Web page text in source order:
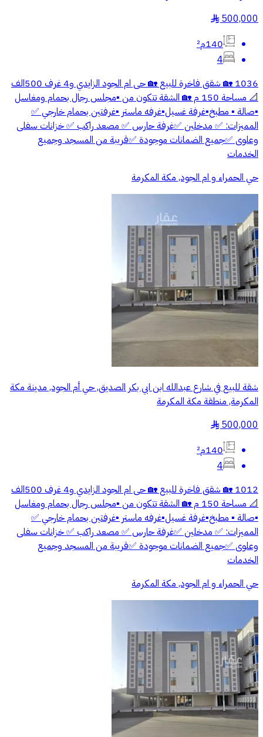
500,000
§
140م²
4
1036 🏡 شقق فاخرة للبيع 🏡 حى ام الجود الزايدي و4 غرف 500الف
📐 مساحة 150 م 🏡 الشقة تتكون من ▪️مجلس رجال بحمام ومغاسل
▪️صالة ▪️ مطبخ▪️غرفة غسيل▪️غرفه ماستر ▪️غرفتين بحمام خارجي ✅
المميزات: ✅ مدخلين ✅غرفة حارس ✅ مصعد راكب ✅ خزانات سفلى
وعلوى ✅جميع الضمانات موجودة ✅قريبة من المسجد وجميع
الخدمات
حي الحمراء و ام الجود, مكة المكرمة
شقة للبيع في شارع عبدالله ابن ابي بكر الصديق, حي أم الجود, مدينة مكة
المكرمة, منطقة مكة المكرمة
500,000
§
140م²
4
1012 🏡 شقق فاخرة للبيع 🏡 حى ام الجود الزايدي و4 غرف 500الف
📐 مساحة 150 م 🏡 الشقة تتكون من ▪️مجلس رجال بحمام ومغاسل
▪️صالة ▪️ مطبخ▪️غرفة غسيل▪️غرفه ماستر ▪️غرفتين بحمام خارجي ✅
المميزات: ✅ مدخلين ✅غرفة حارس ✅ مصعد راكب ✅ خزانات سفلى
وعلوى ✅جميع الضمانات موجودة ✅قريبة من المسجد وجميع
الخدمات
حي الحمراء و ام الجود, مكة المكرمة